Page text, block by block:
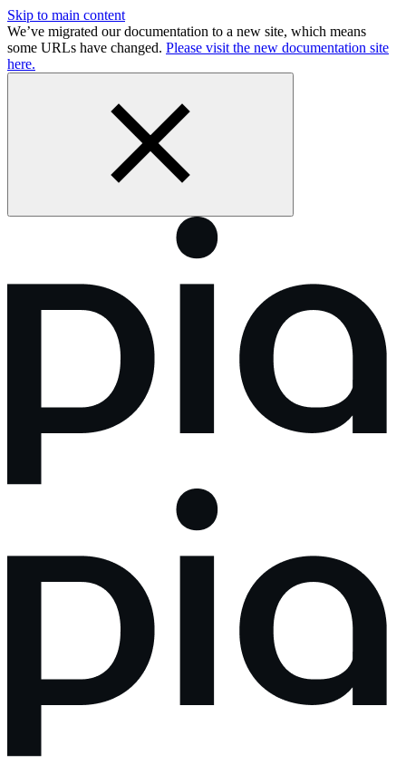
Skip to main content
We’ve migrated our documentation to a new site, which means
some URLs have changed. Please visit the new documentation site
here.